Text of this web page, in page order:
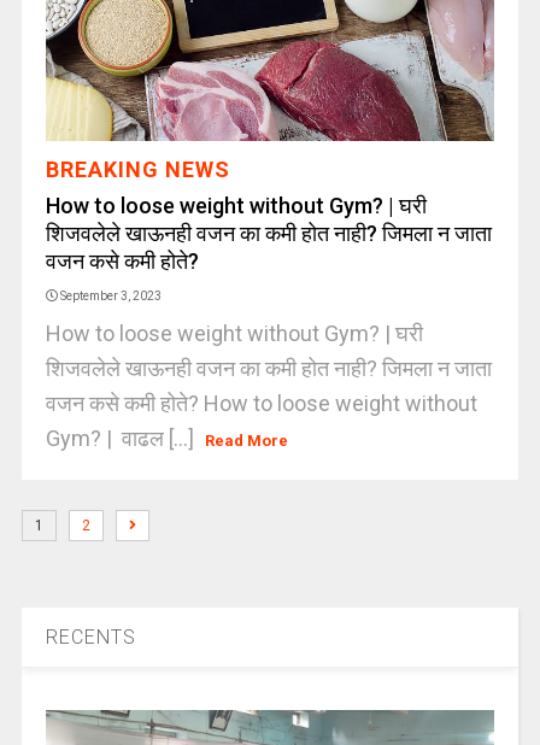
BREAKING NEWS
How to loose weight without Gym? | घरी
शिजवलेले खाऊनही वजन का कमी होत नाही? जिमला न जाता
वजन कसे कमी होते?
September 3, 2023
How to loose weight without Gym? | घरी
शिजवलेले खाऊनही वजन का कमी होत नाही? जिमला न जाता
वजन कसे कमी होते? How to loose weight without
Gym? | वाढल [...]
Read More
1 2
RECENTS